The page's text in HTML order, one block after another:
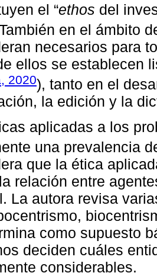
el “ethos del
en el ámbito
necesarios para
ellos se establecen
2020), tanto en el
la edición y la
aplicadas a los
una prevalencia
que la ética
relación entre
La autora revisa
como supuesto
deciden cuáles
considerables.